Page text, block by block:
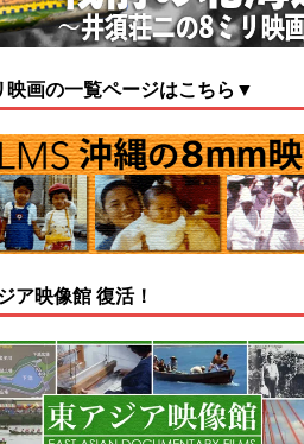
映画の一覧ページはこちら▼
ア映像館 復活！